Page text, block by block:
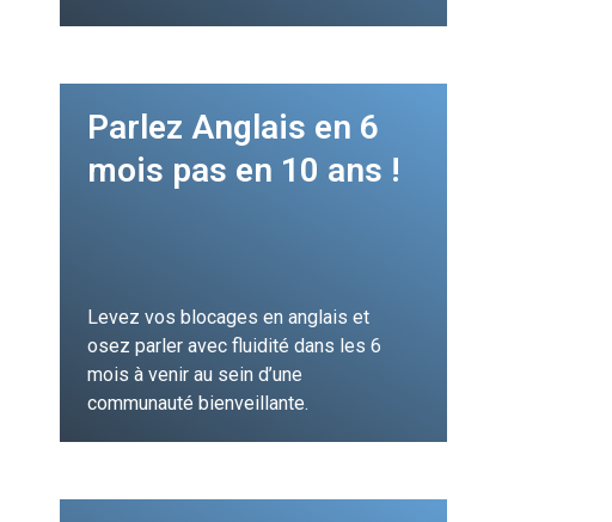
Parlez Anglais en 6
mois pas en 10 ans !
Levez vos blocages en anglais et
osez parler avec fluidité dans les 6
mois à venir au sein d’une
communauté bienveillante.